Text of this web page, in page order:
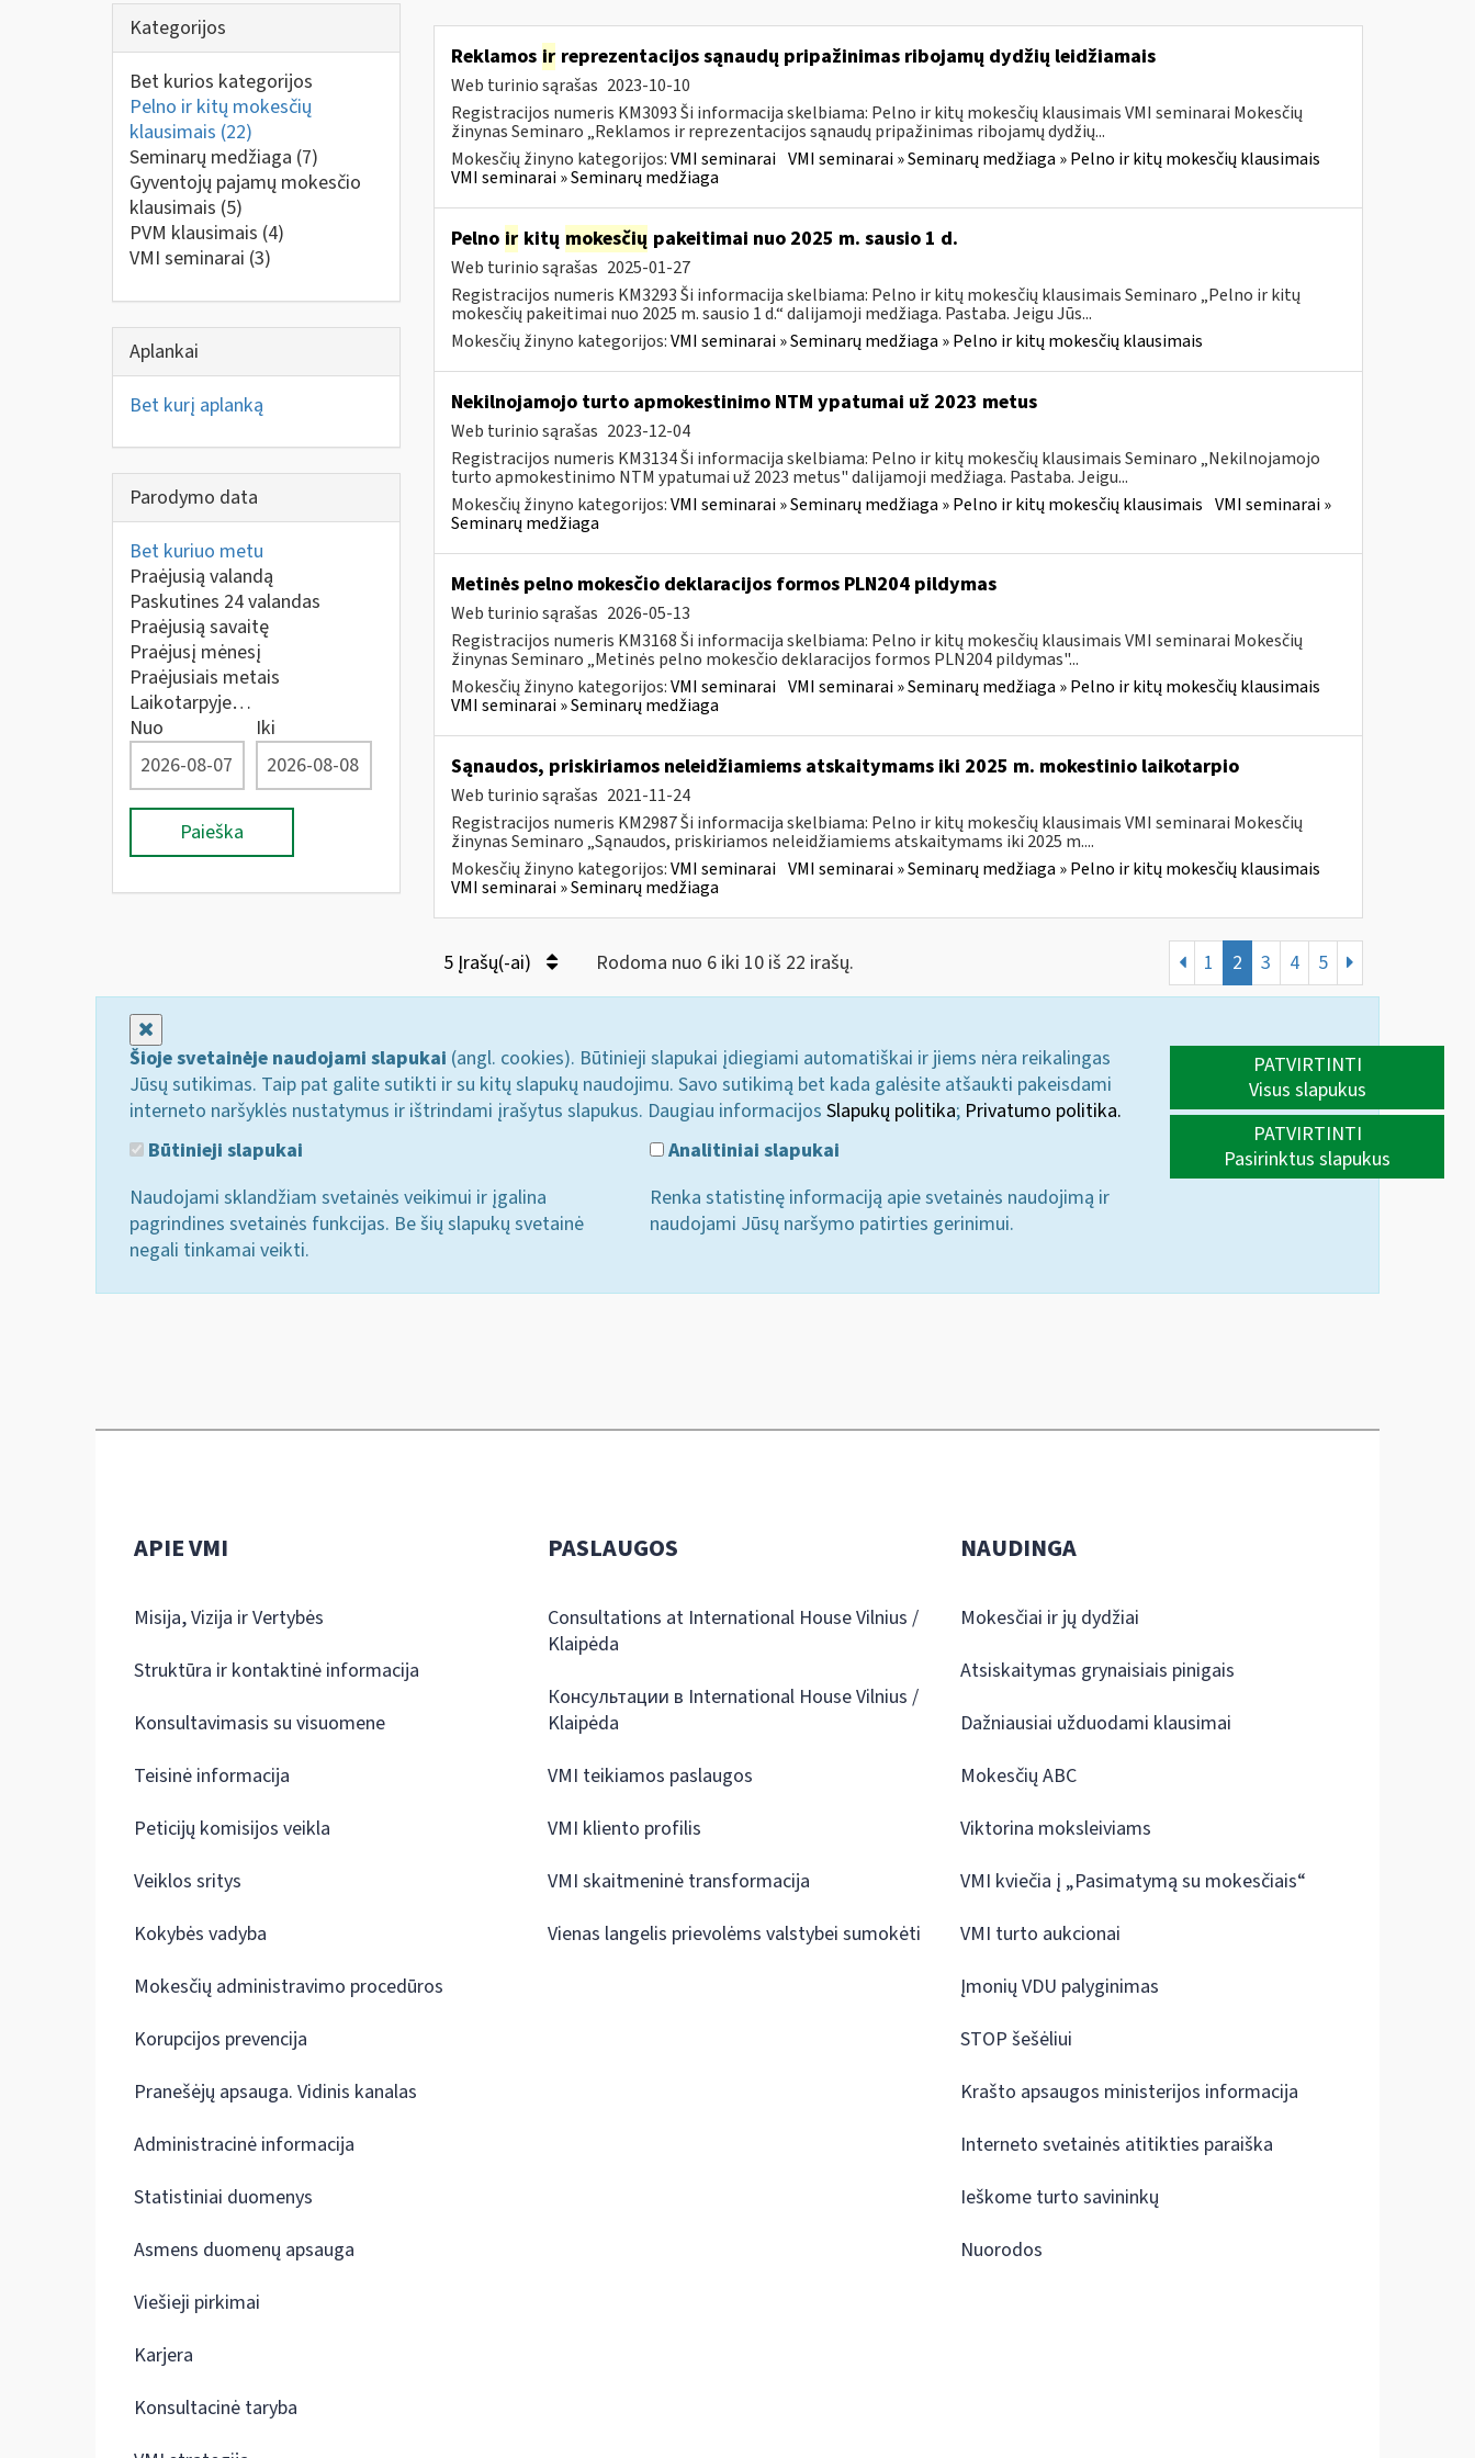
Kategorijos
Bet kurios kategorijos
Pelno ir kitų mokesčių
klausimais (22)
Seminarų medžiaga (7)
Gyventojų pajamų mokesčio
klausimais (5)
PVM klausimais (4)
VMI seminarai (3)
Aplankai
Bet kurį aplanką
Parodymo data
Bet kuriuo metu
Praėjusią valandą
Paskutines 24 valandas
Praėjusią savaitę
Praėjusį mėnesį
Praėjusiais metais
Laikotarpyje…
Nuo
Iki
Paieška
Reklamos irreprezentacijos sąnaudų pripažinimas ribojamų dydžių leidžiamais
Web turinio sąrašas 2023-10-10
Registracijos numeris KM3093 Ši informacija skelbiama: Pelno ir kitų mokesčių klausimais VMI seminarai Mokesčių
žinynas Seminaro „Reklamos ir reprezentacijos sąnaudų pripažinimas ribojamų dydžių...
Mokesčių žinyno kategorijos:VMI seminarai VMI seminarai » Seminarų medžiaga » Pelno ir kitų mokesčių klausimais
VMI seminarai » Seminarų medžiaga
Pelno irkitų mokesčių pakeitimai nuo 2025 m. sausio 1 d.
Web turinio sąrašas 2025-01-27
Registracijos numeris KM3293 Ši informacija skelbiama: Pelno ir kitų mokesčių klausimais Seminaro „Pelno ir kitų
mokesčių pakeitimai nuo 2025 m. sausio 1 d.“ dalijamoji medžiaga. Pastaba. Jeigu Jūs...
Mokesčių žinyno kategorijos:VMI seminarai » Seminarų medžiaga » Pelno ir kitų mokesčių klausimais
Nekilnojamojo turto apmokestinimo NTM ypatumai už 2023 metus
Web turinio sąrašas 2023-12-04
Registracijos numeris KM3134 Ši informacija skelbiama: Pelno ir kitų mokesčių klausimais Seminaro „Nekilnojamojo
turto apmokestinimo NTM ypatumai už 2023 metus" dalijamoji medžiaga. Pastaba. Jeigu...
Mokesčių žinyno kategorijos:VMI seminarai » Seminarų medžiaga » Pelno ir kitų mokesčių klausimais VMI seminarai »
Seminarų medžiaga
Metinės pelno mokesčio deklaracijos formos PLN204 pildymas
Web turinio sąrašas 2026-05-13
Registracijos numeris KM3168 Ši informacija skelbiama: Pelno ir kitų mokesčių klausimais VMI seminarai Mokesčių
žinynas Seminaro „Metinės pelno mokesčio deklaracijos formos PLN204 pildymas"...
Mokesčių žinyno kategorijos:VMI seminarai VMI seminarai » Seminarų medžiaga » Pelno ir kitų mokesčių klausimais
VMI seminarai » Seminarų medžiaga
Sąnaudos, priskiriamos neleidžiamiems atskaitymams iki 2025 m. mokestinio laikotarpio
Web turinio sąrašas 2021-11-24
Registracijos numeris KM2987 Ši informacija skelbiama: Pelno ir kitų mokesčių klausimais VMI seminarai Mokesčių
žinynas Seminaro „Sąnaudos, priskiriamos neleidžiamiems atskaitymams iki 2025 m....
Mokesčių žinyno kategorijos:VMI seminarai VMI seminarai » Seminarų medžiaga » Pelno ir kitų mokesčių klausimais
VMI seminarai » Seminarų medžiaga
5 Įrašų(-ai) Rodoma nuo 6 iki 10 iš 22 irašų. 1 2 3 4 5
Šioje svetainėje naudojami slapukai (angl. cookies). Būtinieji slapukai įdiegiami automatiškai ir jiems nėra reikalingas
Jūsų sutikimas. Taip pat galite sutikti ir su kitų slapukų naudojimu. Savo sutikimą bet kada galėsite atšaukti pakeisdami
interneto naršyklės nustatymus ir ištrindami įrašytus slapukus. Daugiau informacijos Slapukų politika; Privatumo politika.
Būtinieji slapukai
Naudojami sklandžiam svetainės veikimui ir įgalina
pagrindines svetainės funkcijas. Be šių slapukų svetainė
negali tinkamai veikti.
Analitiniai slapukai
Renka statistinę informaciją apie svetainės naudojimą ir
naudojami Jūsų naršymo patirties gerinimui.
PATVIRTINTI
Visus slapukus
PATVIRTINTI
Pasirinktus slapukus
APIE VMI
Misija, Vizija ir Vertybės
Struktūra ir kontaktinė informacija
Konsultavimasis su visuomene
Teisinė informacija
Peticijų komisijos veikla
Veiklos sritys
Kokybės vadyba
Mokesčių administravimo procedūros
Korupcijos prevencija
Pranešėjų apsauga. Vidinis kanalas
Administracinė informacija
Statistiniai duomenys
Asmens duomenų apsauga
Viešieji pirkimai
Karjera
Konsultacinė taryba
PASLAUGOS
Consultations at International House Vilnius /
Klaipėda
Консультации в International House Vilnius /
Klaipėda
VMI teikiamos paslaugos
VMI kliento profilis
VMI skaitmeninė transformacija
Vienas langelis prievolėms valstybei sumokėti
NAUDINGA
Mokesčiai ir jų dydžiai
Atsiskaitymas grynaisiais pinigais
Dažniausiai užduodami klausimai
Mokesčių ABC
Viktorina moksleiviams
VMI kviečia į „Pasimatymą su mokesčiais“
VMI turto aukcionai
Įmonių VDU palyginimas
STOP šešėliui
Krašto apsaugos ministerijos informacija
Interneto svetainės atitikties paraiška
Ieškome turto savininkų
Nuorodos